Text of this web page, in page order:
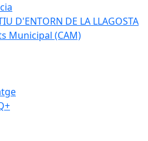
D'ENTORN DE LA LLAGOSTA
Municipal (CAM)